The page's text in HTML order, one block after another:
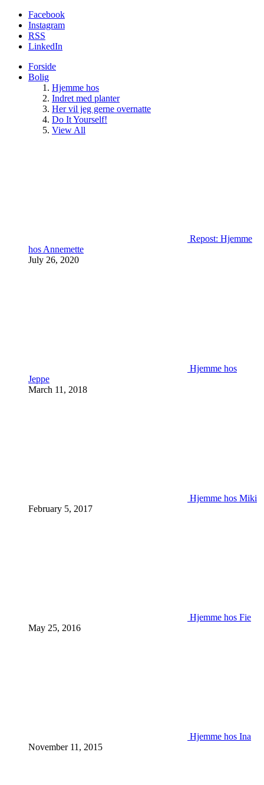
Facebook
Instagram
RSS
LinkedIn
Forside
Bolig
Hjemme hos
Indret med planter
Her vil jeg gerne overnatte
Do It Yourself!
View All
Repost: Hjemme
hos Annemette
July 26, 2020
Hjemme hos
Jeppe
March 11, 2018
Hjemme hos Miki
February 5, 2017
Hjemme hos Fie
May 25, 2016
Hjemme hos Ina
November 11, 2015